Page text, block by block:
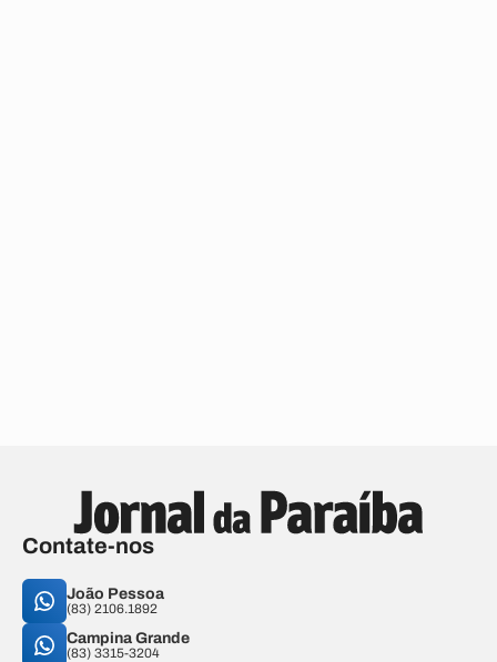
Contate-nos
João Pessoa
(83) 2106.1892
Campina Grande
(83) 3315-3204